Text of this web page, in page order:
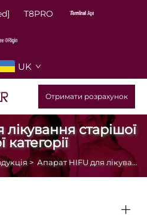
T8PRO
UK
Отримати розрахунок
старішої
категорії
> Апарат HIFU для лікування старішої вікової категорії